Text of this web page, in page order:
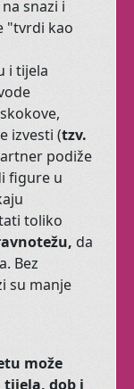
i
svima koji
,
ples,
Zen Yogu
i
za djecu,
otkrivanje
:)
snazi i
"tvrdi kao
i tijela
skokove,
izvesti (tzv.
podiže
figure u
toliko
da
. Bez
su manje
može
tijela, dob i